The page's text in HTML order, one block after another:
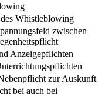
Whistleblowing
zwischen
Anzeigepflichten
zur Auskunft
bei auch bei